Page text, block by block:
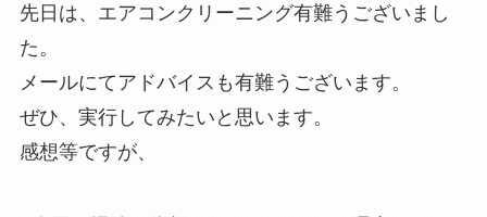
先日は、エアコンクリーニング有難うございまし
た。
メールにてアドバイスも有難うございます。
ぜひ、実行してみたいと思います。
感想等ですが、